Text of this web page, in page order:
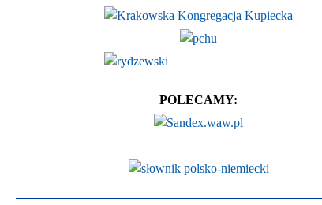
POLECAMY: